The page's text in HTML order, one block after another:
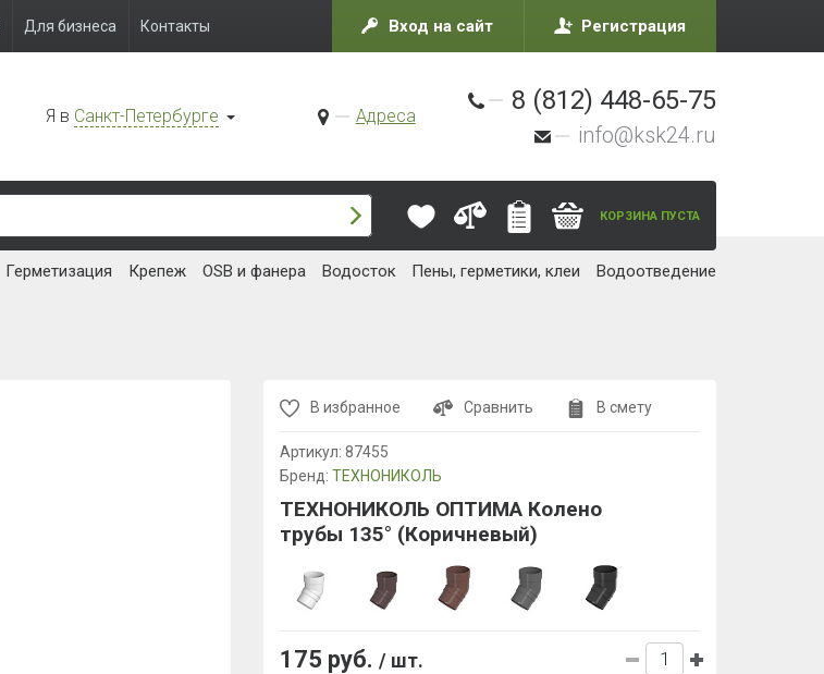
Для бизнеса Контакты Вход на сайт Регистрация
Я в Санкт-Петербурге Адреса
8 (812) 448-65-75
info@ksk24.ru
КОРЗИНА ПУСТА
Герметизация Крепеж OSB и фанера Водосток Пены, герметики, клеи Водоотведение
В избранное Сравнить В смету
Артикул: 87455
Бренд: ТЕХНОНИКОЛЬ
ТЕХНОНИКОЛЬ ОПТИМА Колено
трубы 135° (Коричневый)
175 руб. / шт.